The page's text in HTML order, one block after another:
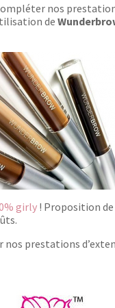
nos
de
girly ! Proposition
nos prestations